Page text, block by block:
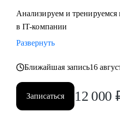
Анализируем и тренируемся
в IT-компании
Развернуть
Ближайшая запись16
Записаться 12 000